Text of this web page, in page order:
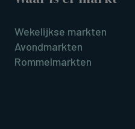
Wekelijkse markten
Avondmarkten
Rommelmarkten